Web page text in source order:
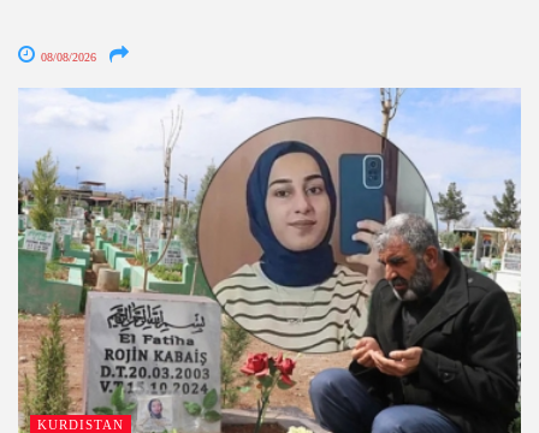
08/08/2026
KURDISTAN